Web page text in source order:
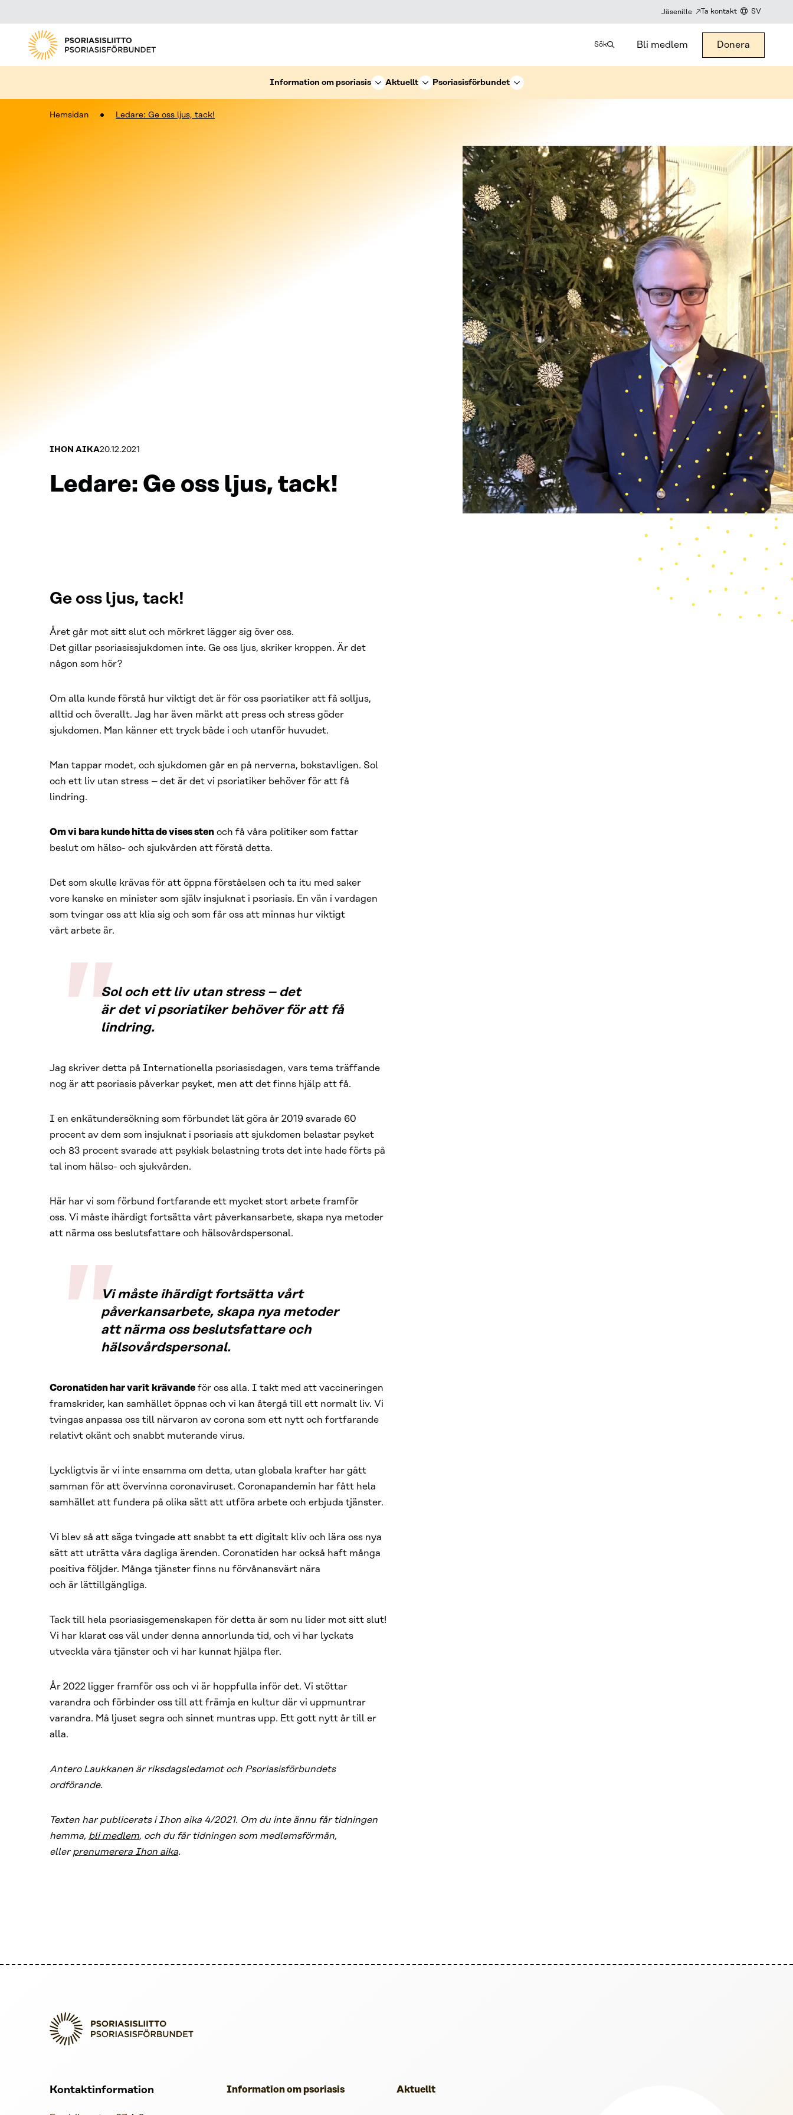
Jäsenille Ta kontakt SV
Sök Bli medlem Donera
Information om psoriasis Aktuellt Psoriasisförbundet
Hemsidan Ledare: Ge oss ljus, tack!
Kategoriat:
IHON AIKAJulkaistu:
20.12.2021
Ledare: Ge oss ljus, tack!
Ge oss ljus, tack!
Året går mot sitt slut och mörkret lägger sig över oss.
Det gillar psoriasissjukdomen inte. Ge oss ljus, skriker kroppen. Är det
någon som hör?
Om alla kunde förstå hur viktigt det är för oss psoriatiker att få solljus,
alltid och överallt. Jag har även märkt att press och stress göder
sjukdomen. Man känner ett tryck både i och utanför huvudet.
Man tappar modet, och sjukdomen går en på nerverna, bokstavligen. Sol
och ett liv utan stress – det är det vi psoriatiker behöver för att få
lindring.
Om vi bara kunde hitta de vises sten och få våra politiker som fattar
beslut om hälso- och sjukvården att förstå detta.
Det som skulle krävas för att öppna förståelsen och ta itu med saker
vore kanske en minister som själv insjuknat i psoriasis. En vän i vardagen
som tvingar oss att klia sig och som får oss att minnas hur viktigt
vårt arbete är.
Sol och ett liv utan stress – det
är det vi psoriatiker behöver för att få
lindring.
Jag skriver detta på Internationella psoriasisdagen, vars tema träffande
nog är att psoriasis påverkar psyket, men att det finns hjälp att få.
I en enkätundersökning som förbundet lät göra år 2019 svarade 60
procent av dem som insjuknat i psoriasis att sjukdomen belastar psyket
och 83 procent svarade att psykisk belastning trots det inte hade förts på
tal inom hälso- och sjukvården.
Här har vi som förbund fortfarande ett mycket stort arbete framför
oss. Vi måste ihärdigt fortsätta vårt påverkansarbete, skapa nya metoder
att närma oss beslutsfattare och hälsovårdspersonal.
Vi måste ihärdigt fortsätta vårt
påverkansarbete, skapa nya metoder
att närma oss beslutsfattare och
hälsovårdspersonal.
Coronatiden har varit krävande för oss alla. I takt med att vaccineringen
framskrider, kan samhället öppnas och vi kan återgå till ett normalt liv. Vi
tvingas anpassa oss till närvaron av corona som ett nytt och fortfarande
relativt okänt och snabbt muterande virus.
Lyckligtvis är vi inte ensamma om detta, utan globala krafter har gått
samman för att övervinna coronaviruset. Coronapandemin har fått hela
samhället att fundera på olika sätt att utföra arbete och erbjuda tjänster.
Vi blev så att säga tvingade att snabbt ta ett digitalt kliv och lära oss nya
sätt att uträtta våra dagliga ärenden. Coronatiden har också haft många
positiva följder. Många tjänster finns nu förvånansvärt nära
och är lättillgängliga.
Tack till hela psoriasisgemenskapen för detta år som nu lider mot sitt slut!
Vi har klarat oss väl under denna annorlunda tid, och vi har lyckats
utveckla våra tjänster och vi har kunnat hjälpa fler.
År 2022 ligger framför oss och vi är hoppfulla inför det. Vi stöttar
varandra och förbinder oss till att främja en kultur där vi uppmuntrar
varandra. Må ljuset segra och sinnet muntras upp. Ett gott nytt år till er
alla.
Antero Laukkanen är riksdagsledamot och Psoriasisförbundets
ordförande.
Texten har publicerats i Ihon aika 4/2021. Om du inte ännu får tidningen
hemma, bli medlem, och du får tidningen som medlemsförmån,
ellerprenumerera Ihon aika.
Kontaktinformation Information om psoriasis Aktuellt